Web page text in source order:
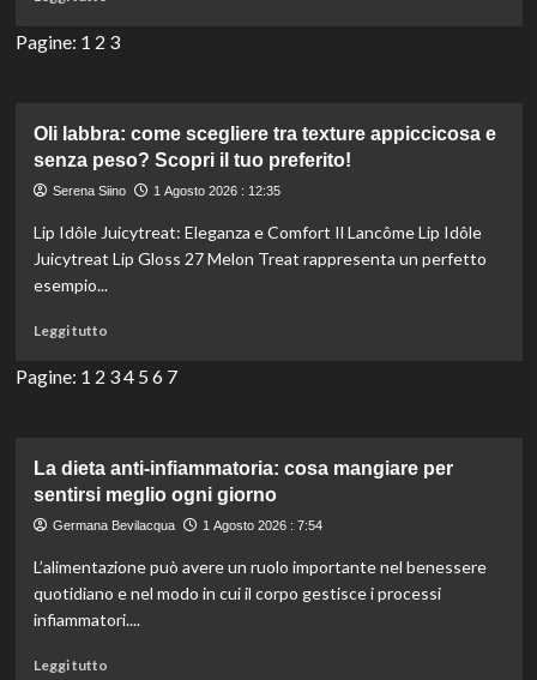
più
piedi
curati
l’estate:
fare
e
quale
scegliere
Pagine: 1 2 3
Oli labbra: come scegliere tra texture appiccicosa e
senza peso? Scopri il tuo preferito!
Serena Siino 1 Agosto 2026 : 12:35
Lip Idôle Juicytreat: Eleganza e Comfort Il Lancôme Lip Idôle
Juicytreat Lip Gloss 27 Melon Treat rappresenta un perfetto
esempio...
Leggi tuttoLeggi
più
come
scegliere
texture
e
senza
peso?
il
Pagine: 1 2 34 5 6 7
La dieta anti-infiammatoria: cosa mangiare per
sentirsi meglio ogni giorno
Germana Bevilacqua 1 Agosto 2026 : 7:54
L’alimentazione può avere un ruolo importante nel benessere
quotidiano e nel modo in cui il corpo gestisce i processi
infiammatori....
Leggi tuttoLeggi